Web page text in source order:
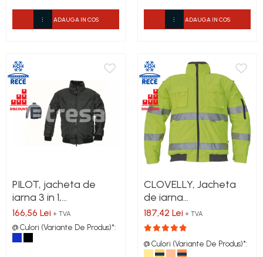
ADAUGA IN COS ADAUGA IN COS
PILOT, jacheta de
iarna 3 in 1,
impermeabila
166,56 Lei + TVA
@ Culori (Variante De Produs)*:
CLOVELLY, Jacheta
de iarna
reflectorizanta 2 in 1
din poliester 300D
187,42 Lei + TVA
@ Culori (Variante De Produs)*: